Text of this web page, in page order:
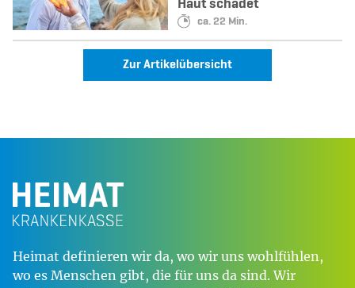
Lesedauer:
ca. 22 Min.
Haut schadet
Zur Artikelübersicht
Heimat definieren wir da, wo wir uns wohlfühlen,
wo es Menschen gibt, die für uns da sind. Wir